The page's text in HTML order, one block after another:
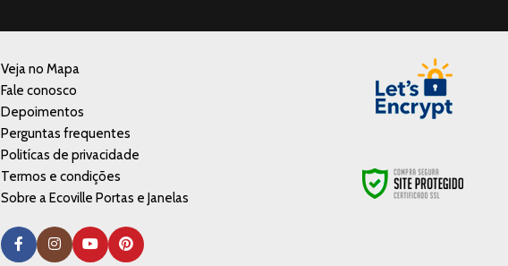
Veja no Mapa
Fale conosco
Depoimentos
Perguntas frequentes
Politícas de privacidade
Termos e condições
Sobre a Ecoville Portas e Janelas